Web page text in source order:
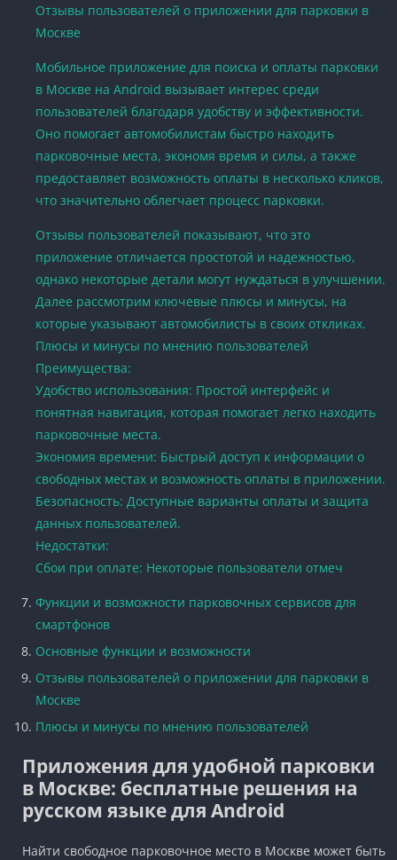
Отзывы пользователей о приложении для парковки в
Москве
Мобильное приложение для поиска и оплаты парковки
в Москве на Android вызывает интерес среди
пользователей благодаря удобству и эффективности.
Оно помогает автомобилистам быстро находить
парковочные места, экономя время и силы, а также
предоставляет возможность оплаты в несколько кликов,
что значительно облегчает процесс парковки.
Отзывы пользователей показывают, что это
приложение отличается простотой и надежностью,
однако некоторые детали могут нуждаться в улучшении.
Далее рассмотрим ключевые плюсы и минусы, на
которые указывают автомобилисты в своих откликах.
Плюсы и минусы по мнению пользователей
Преимущества:
Удобство использования: Простой интерфейс и
понятная навигация, которая помогает легко находить
парковочные места.
Экономия времени: Быстрый доступ к информации о
свободных местах и возможность оплаты в приложении.
Безопасность: Доступные варианты оплаты и защита
данных пользователей.
Недостатки:
Сбои при оплате: Некоторые пользователи отмеч
Функции и возможности парковочных сервисов для
смартфонов
Основные функции и возможности
Отзывы пользователей о приложении для парковки в
Москве
Плюсы и минусы по мнению пользователей
Приложения для удобной парковки
в Москве: бесплатные решения на
русском языке для Android
Найти свободное парковочное место в Москве может быть